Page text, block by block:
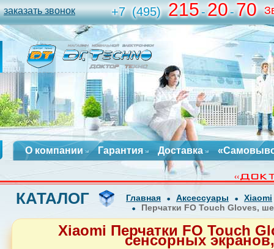
заказать звонок +7 (495) 215-20-70
О компании Гарантия Доставка
КАТАЛОГ Главная Аксессуары
Xiaomi
Перчатки FO Touch Gloves,
Xiaomi Перчатки FO Touch
сенсорных